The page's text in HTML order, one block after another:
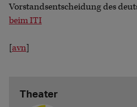
Vorstandsentscheidung des
beim ITI
[avn]
Theater